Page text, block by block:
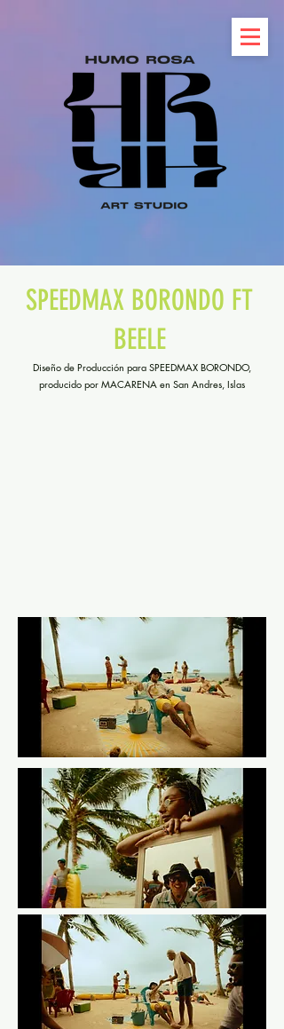
SPEEDMAX BORONDO FT
BEELE
Diseño de Producción para SPEEDMAX BORONDO,
producido por MACARENA en San Andres, Islas